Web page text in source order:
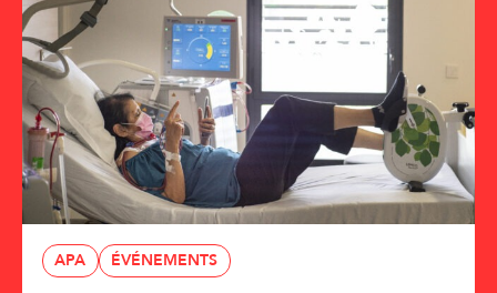
APA ÉVÉNEMENTS